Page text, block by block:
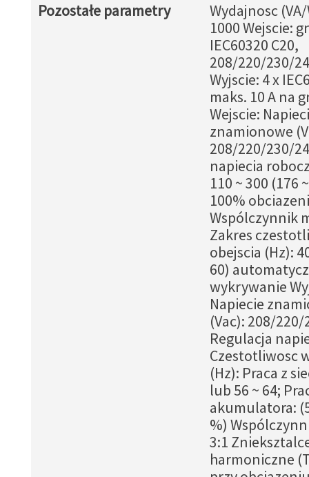
Pozostałe parametry
Wydajnosc
1000 Wejscie:
IEC60320 C20,
208/220/230/
Wyjscie: 4 x
maks. 10 A na
Wejscie:
znamionowe
208/220/230/
napiecia
110 ~ 300 (176
100%
Wspólczynnik
Zakres
obejscia (Hz):
60)
wykrywanie
Napiecie
(Vac): 208/
Regulacja
Czestotliwosc
(Hz): Praca z
lub 56 ~ 64;
akumulatora:
%)
3:1
harmoniczne